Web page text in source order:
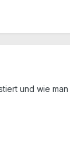
und wie